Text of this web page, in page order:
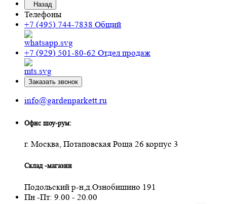
Назад
Телефоны
+7 (495) 744-7838 Общий
+7 (929) 501-80-62 Отдел продаж
Заказать звонок
info@gardenparkett.ru
Офис шоу-рум:
г. Москва, Потаповская Роща 26 корпус 3
Склад -магазин
Подольский р-н,д.Ознобишино 191
Пн -Пт: 9.00 - 20.00